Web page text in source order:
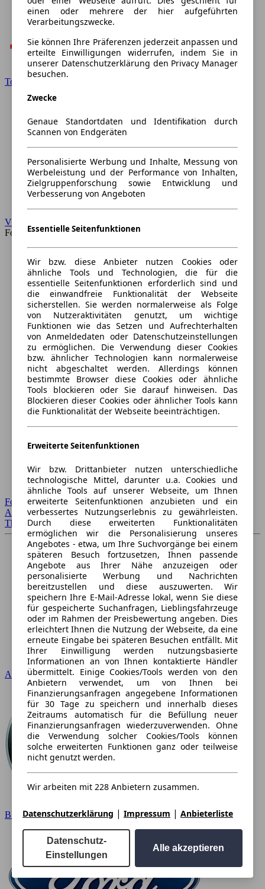
Toyota
VW
Forum
Forum Startseite
Alle Auto-Foren
Themen-Forum
Audi
BMW
einen oder mehrere der hier aufgeführten
Verarbeitungszwecke.
Sie können Ihre Präferenzen jederzeit anpassen und
erteilte Einwilligungen widerrufen, indem Sie in
unserer Datenschutzerklärung den Privacy Manager
besuchen.
Zwecke
Genaue Standortdaten und Identifikation durch
Scannen von Endgeräten
Personalisierte Werbung und Inhalte, Messung von
Werbeleistung und der Performance von Inhalten,
Zielgruppenforschung sowie Entwicklung und
Verbesserung von Angeboten
Essentielle Seitenfunktionen
Wir bzw. diese Anbieter nutzen Cookies oder
ähnliche Tools und Technologien, die für die
essentielle Seitenfunktionen erforderlich sind und
die einwandfreie Funktionalität der Webseite
sicherstellen. Sie werden normalerweise als Folge
von Nutzeraktivitäten genutzt, um wichtige
Funktionen wie das Setzen und Aufrechterhalten
von Anmeldedaten oder Datenschutzeinstellungen
zu ermöglichen. Die Verwendung dieser Cookies
bzw. ähnlicher Technologien kann normalerweise
nicht abgeschaltet werden. Allerdings können
bestimmte Browser diese Cookies oder ähnliche
Tools blockieren oder Sie darauf hinweisen. Das
Blockieren dieser Cookies oder ähnlicher Tools kann
die Funktionalität der Webseite beeinträchtigen.
Erweiterte Seitenfunktionen
Wir bzw. Drittanbieter nutzen unterschiedliche
technologische Mittel, darunter u.a. Cookies und
ähnliche Tools auf unserer Webseite, um Ihnen
erweiterte Seitenfunktionen anzubieten und ein
verbessertes Nutzungserlebnis zu gewährleisten.
Durch diese erweiterten Funktionalitäten
ermöglichen wir die Personalisierung unseres
Angebotes - etwa, um Ihre Suchvorgänge bei einem
späteren Besuch fortzusetzen, Ihnen passende
Angebote aus Ihrer Nähe anzuzeigen oder
personalisierte Werbung und Nachrichten
bereitzustellen und diese auszuwerten. Wir
speichern Ihre E-Mail-Adresse lokal, wenn Sie diese
für gespeicherte Suchanfragen, Lieblingsfahrzeuge
oder im Rahmen der Preisbewertung angeben. Dies
erleichtert Ihnen die Nutzung der Webseite, da eine
erneute Eingabe bei späteren Besuchen entfällt. Mit
Ihrer Einwilligung werden nutzungsbasierte
Informationen an von Ihnen kontaktierte Händler
übermittelt. Einige Cookies/Tools werden von den
Anbietern verwendet, um von Ihnen bei
Finanzierungsanfragen angegebene Informationen
für 30 Tage zu speichern und innerhalb dieses
Zeitraums automatisch für die Befüllung neuer
Finanzierungsanfragen wiederzuverwenden. Ohne
die Verwendung solcher Cookies/Tools können
solche erweiterten Funktionen ganz oder teilweise
nicht genutzt werden.
Wir arbeiten mit 228 Anbietern zusammen.
Datenschutzerklärung | Impressum | Anbieterliste
Datenschutz-
Einstellungen
Alle akzeptieren